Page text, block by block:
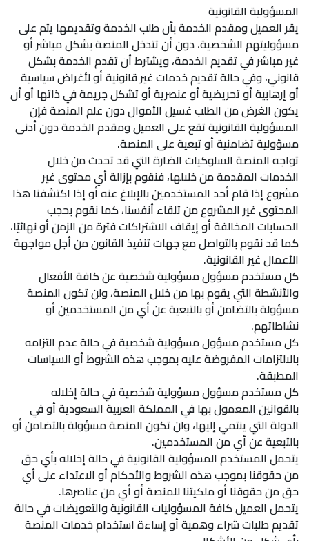
المسؤولية القانونية
يقر العميل ومقدم الخدمة بأن طلب الخدمة وتقديمها يتم على
مسؤوليتهم الشخصية، دون أن تتدخل المنصة بشكل مباشر أو
غير مباشر في تقديم الخدمة، ويشترط أن تقدم الخدمة بشكل
قانوني، وفي حالة تقديم خدمات غير قانونية أو لأغراض سياسية
أو إرهابية أو تحريضية أو عنصرية أو تشكل جريمة في ذاتها أو أن
يكون الغرض من الطلب غسيل الأموال دون علم المنصة فإن
المسؤولية القانونية تقع على العميل ومقدم الخدمة دون أدنى
مسؤولية تضامنية أو تبعية على المنصة.
تواجه المنصة السلوكيات الضارة التي قد تحدث من خلال
الخدمات المقدمة من خلالها، فنقوم بإزالة أي محتوى غير
مشروع إذا قام أحد المستخدمين بالإبلاغ عنه أو إذا اكتشفنا هذا
المحتوى غير المشروع من تلقاء أنفسنا، كما نقوم بحجب
الحسابات المخالفة أو إيقاف الاشتراكات فترة من الزمن أو نهائيًا،
كما قد نقوم بالتواصل مع جهات تنفيذ القانون من أجل مواجهة
الأعمال غير القانونية.
كل مستخدم مسؤول مسؤولية شخصية عن كافة الأفعال
والأنشطة التي يقوم بها من خلال المنصة، ولن تكون المنصة
مسؤولة بالتضامن أو بالتبعية عن أي من المستخدمين أو
نشاطاتهم.
كل مستخدم مسؤول مسؤولية شخصية في حالة عدم التزامه
بالالتزامات المفروضة عليه بموجب هذه الشروط أو السياسات
المطبقة.
كل مستخدم مسؤول مسؤولية شخصية في حالة إخلاله
بالقوانين المعمول بها في المملكة العربية السعودية أو في
الدولة التي ينتمي إليها، ولن تكون المنصة مسؤولة بالتضامن أو
بالتبعية عن أي من المستخدمين.
يتحمل المستخدم المسؤولية القانونية في حالة إخلاله بأي حق
من حقوقنا بموجب هذه الشروط والأحكام أو الاعتداء على أي
حق من حقوقنا أو ملكيتنا للمنصة أو أي من عناصرها.
يتحمل العميل كافة المسؤوليات القانونية والتعويضات في حالة
تقديم طلبات شراء وهمية أو إساءة استخدام خدمات المنصة